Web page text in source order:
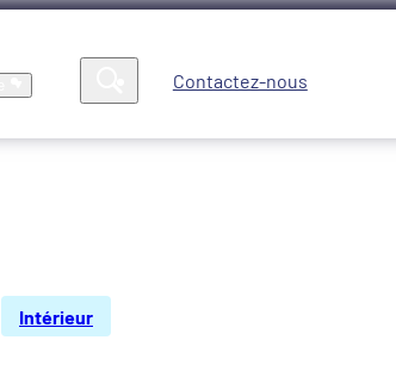
News Contactez-nous
Intérieur